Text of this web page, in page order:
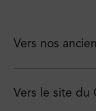
Vers nos
Vers le site du